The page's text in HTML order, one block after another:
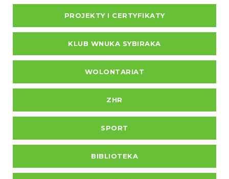
PROJEKTY I CERTYFIKATY
KLUB WNUKA SYBIRAKA
WOLONTARIAT
ZHR
SPORT
BIBLIOTEKA